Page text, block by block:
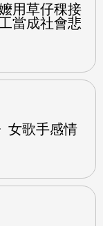
用草仔稞接
當成社會悲
女歌手感情